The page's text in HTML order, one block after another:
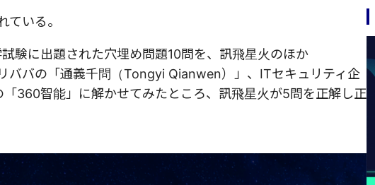
いる。
験に出題された穴埋め問題10問を、訊飛星火のほか
ババの「通義千問（Tongyi Qianwen）」、ITセキュリティ企
360智能」に解かせてみたところ、訊飛星火が5問を正解し正